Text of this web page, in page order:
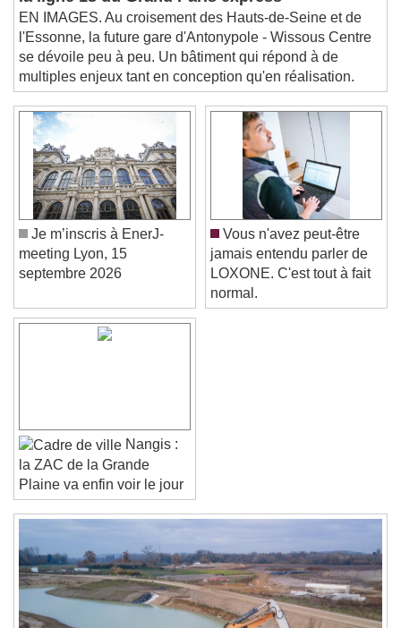
Picture-in-Picture
Fullscreen
This is a modal window.
Beginning of dialog window. Escape will cancel
and close the window.
Text
Opacity
Text Background
Color Opacity
Caption Area Background
Color
Reset
Done
End of dialog window.
la ligne 18 du Grand Paris express
EN IMAGES. Au croisement des Hauts-de-Seine et de
l'Essonne, la future gare d'Antonypole - Wissous Centre
se dévoile peu à peu. Un bâtiment qui répond à de
multiples enjeux tant en conception qu'en réalisation.
Je m’inscris à EnerJ-
meeting Lyon, 15
Vous n'avez peut-être
jamais entendu parler de
LOXONE. C'est tout à fait
normal.
Nangis :
la ZAC de la Grande
Plaine va enfin voir le jour